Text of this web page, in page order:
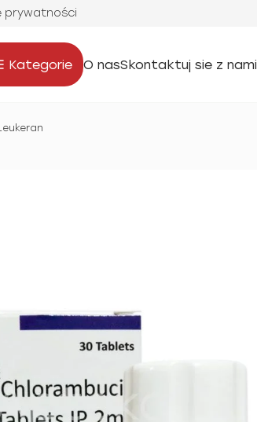
prywatności
Kategorie O nasSkontaktuj sie z nami